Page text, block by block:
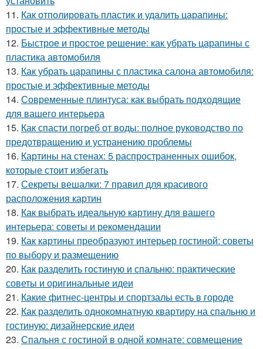
11. Как отполировать пластик и удалить царапины:
простые и эффективные методы
12. Быстрое и простое решение: как убрать царапины с
пластика автомобиля
13. Как убрать царапины с пластика салона автомобиля:
простые и эффективные методы
14. Современные плинтуса: как выбрать подходящие
для вашего интерьера
15. Как спасти погреб от воды: полное руководство по
предотвращению и устранению проблемы
16. Картины на стенах: 5 распространенных ошибок,
которые стоит избегать
17. Секреты вешалки: 7 правил для красивого
расположения картин
18. Как выбрать идеальную картину для вашего
интерьера: советы и рекомендации
19. Как картины преобразуют интерьер гостиной: советы
по выбору и размещению
20. Как разделить гостиную и спальню: практические
советы и оригинальные идеи
21. Какие фитнес-центры и спортзалы есть в городе
22. Как разделить однокомнатную квартиру на спальню и
гостиную: дизайнерские идеи
23. Спальня с гостиной в одной комнате: совмещение